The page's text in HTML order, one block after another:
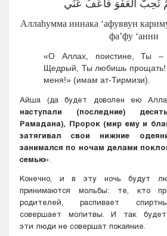
تُحِبُّ الْعَفْوَ فَاعْفُ عَنِّي
Аллаhумма иннака ‘афуввун
фа’фу ‘анни
«О Аллах, поистине, Ты –
Щедрый, Ты любишь прощать!
меня!» (имам ат-Тирмизи).
Айша (да будет доволен ею
наступали (последние)
Рамадана), Пророк (мир ему и
затягивал свои нижние
занимался по ночам делами
семью»
Конечно, и в эту ночь будут
принимаются мольбы: те, кто
родителей, распивает
совершает молитвы. И так
эти люди не совершат покаяние.